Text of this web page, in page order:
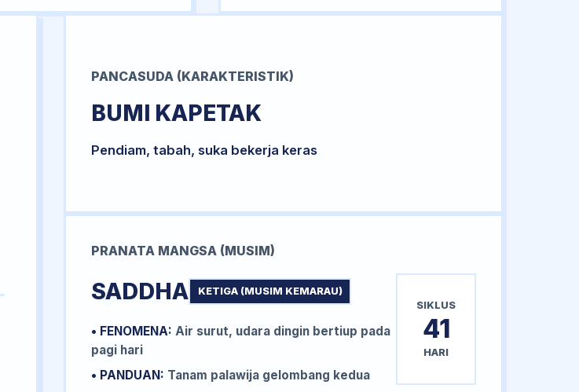
PANCASUDA (KARAKTERISTIK)
BUMI KAPETAK
Pendiam, tabah, suka bekerja keras
PRANATA MANGSA (MUSIM)
SADDHA KETIGA (MUSIM KEMARAU)
• FENOMENA: Air surut, udara dingin bertiup pada
pagi hari
• PANDUAN: Tanam palawija gelombang kedua
SIKLUS
41
HARI